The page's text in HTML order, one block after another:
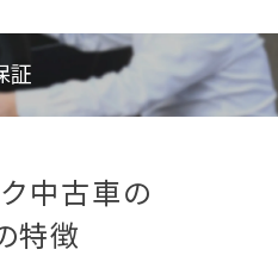
証
ク中古車の
特徴